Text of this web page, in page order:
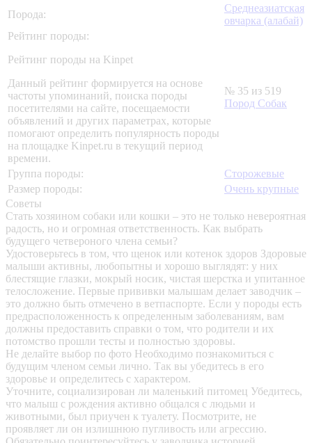
Порода:
Среднеазиатская
овчарка (алабай)
Рейтинг породы:
Рейтинг породы на Kinpet
Данный рейтинг формируется на основе
частоты упоминаний, поиска породы
посетителями на сайте, посещаемости
объявлений и других параметрах, которые
помогают определить популярность породы
на площадке Kinpet.ru в текущий период
времени.
№ 35 из 519
Пород Собак
Группа породы:
Сторожевые
Размер породы:
Очень крупные
Советы
Стать хозяином собаки или кошки – это не только невероятная
радость, но и огромная ответственность. Как выбрать
будущего четвероного члена семьи?
Удостоверьтесь в том, что щенок или котенок здоров Здоровые
малыши активны, любопытны и хорошо выглядят: у них
блестящие глазки, мокрый носик, чистая шерстка и упитанное
телосложение. Первые прививки малышам делает заводчик –
это должно быть отмечено в ветпаспорте. Если у породы есть
предрасположенность к определенным заболеваниям, вам
должны предоставить справки о том, что родители и их
потомство прошли тесты и полностью здоровы.
Не делайте выбор по фото Необходимо познакомиться с
будущим членом семьи лично. Так вы убедитесь в его
здоровье и определитесь с характером.
Уточните, социализирован ли маленький питомец Убедитесь,
что малыш с рождения активно общался с людьми и
животными, был приучен к туалету. Посмотрите, не
проявляет ли он излишнюю пугливость или агрессию.